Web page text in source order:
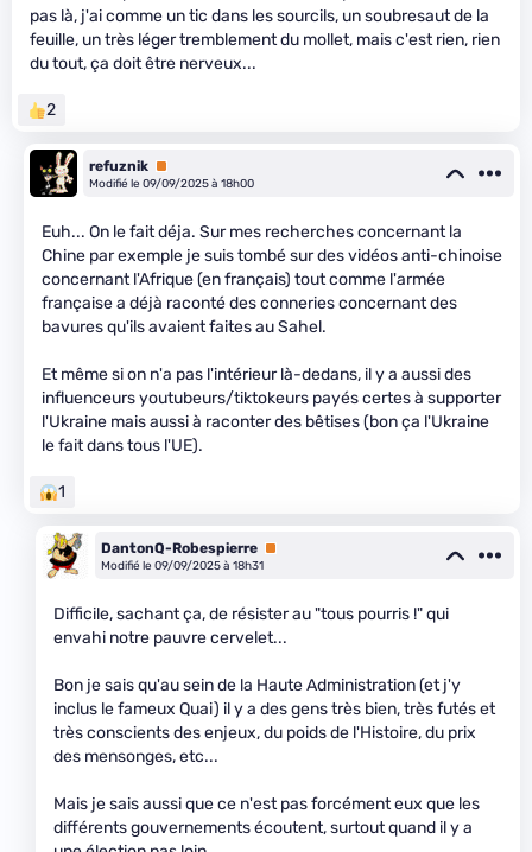
pas là, j'ai comme un tic dans les sourcils, un soubresaut de la
feuille, un très léger tremblement du mollet, mais c'est rien, rien
du tout, ça doit être nerveux...
2
refuznik Premium
Modifié le 09/09/2025 à 18h00
Euh... On le fait déja. Sur mes recherches concernant la
Chine par exemple je suis tombé sur des vidéos anti-chinoise
concernant l'Afrique (en français) tout comme l'armée
française a déjà raconté des conneries concernant des
bavures qu'ils avaient faites au Sahel.
Et même si on n'a pas l'intérieur là-dedans, il y a aussi des
influenceurs youtubeurs/tiktokeurs payés certes à supporter
l'Ukraine mais aussi à raconter des bêtises (bon ça l'Ukraine
le fait dans tous l'UE).
1
DantonQ-Robespierre Premium
Modifié le 09/09/2025 à 18h31
Difficile, sachant ça, de résister au "tous pourris !" qui
envahi notre pauvre cervelet...
Bon je sais qu'au sein de la Haute Administration (et j'y
inclus le fameux Quai) il y a des gens très bien, très futés et
très conscients des enjeux, du poids de l'Histoire, du prix
des mensonges, etc...
Mais je sais aussi que ce n'est pas forcément eux que les
différents gouvernements écoutent, surtout quand il y a